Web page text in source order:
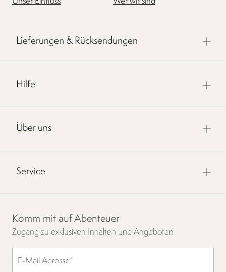
Lieferungen & Rücksendungen
Hilfe
Über uns
Service
Komm mit auf Abenteuer
Zugang zu exklusiven Inhalten und Angeboten